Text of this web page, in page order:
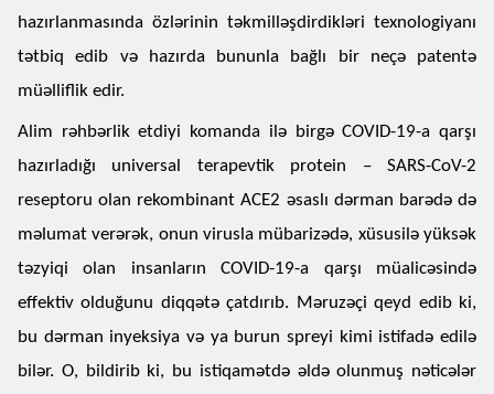
hazırlanmasında özlərinin təkmilləşdirdikləri texnologiyanı
tətbiq edib və hazırda bununla bağlı bir neçə patentə
müəlliflik edir.
Alim rəhbərlik etdiyi komanda ilə birgə COVID-19-a qarşı
hazırladığı universal terapevtik protein – SARS-CoV-2
reseptoru olan rekombinant ACE2 əsaslı dərman barədə də
məlumat verərək, onun virusla mübarizədə, xüsusilə yüksək
təzyiqi olan insanların COVID-19-a qarşı müalicəsində
effektiv olduğunu diqqətə çatdırıb. Məruzəçi qeyd edib ki,
bu dərman inyeksiya və ya burun spreyi kimi istifadə edilə
bilər. O, bildirib ki, bu istiqamətdə əldə olunmuş nəticələr